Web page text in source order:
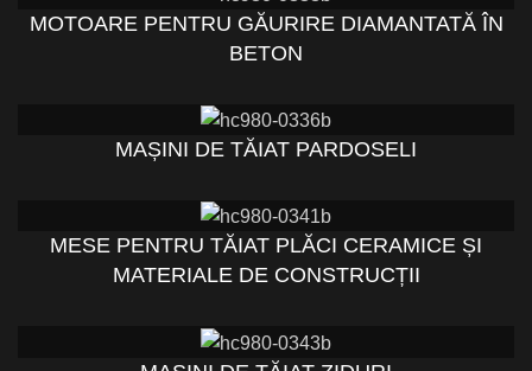
MOTOARE PENTRU GĂURIRE DIAMANTATĂ ÎN
BETON
MAȘINI DE TĂIAT PARDOSELI
MESE PENTRU TĂIAT PLĂCI CERAMICE ȘI
MATERIALE DE CONSTRUCȚII